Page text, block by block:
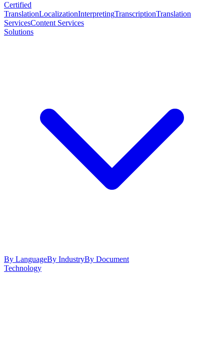
Certified
TranslationLocalizationInterpretingTranscriptionTranslation
ServicesContent Services
Solutions
By LanguageBy IndustryBy Document
Technology